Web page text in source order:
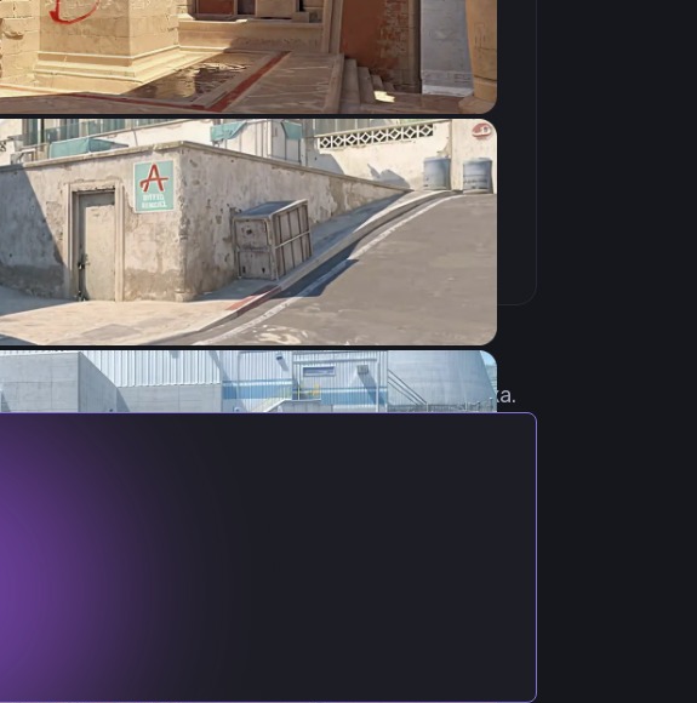
tR6ZJ
Скопировать
играть с актуальными настройками игрока.